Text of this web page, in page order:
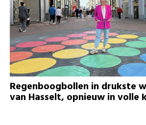
Regenboogbollen in drukste
van Hasselt, opnieuw in volle